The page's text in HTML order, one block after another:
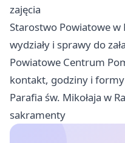
zajęcia
Starostwo Powiatowe w
wydziały i sprawy do
Powiatowe Centrum
kontakt, godziny i
Parafia św. Mikołaja w
sakramenty